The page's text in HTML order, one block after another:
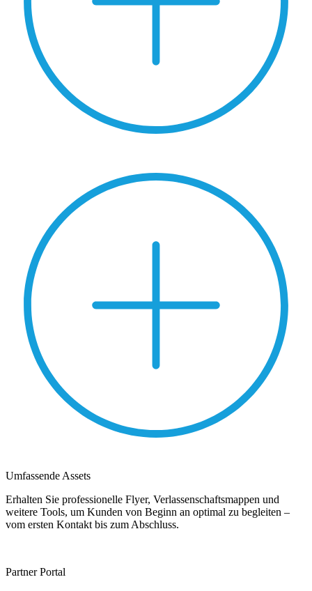
Umfassende Assets
Erhalten Sie professionelle Flyer, Verlassenschaftsmappen und
weitere Tools, um Kunden von Beginn an optimal zu begleiten –
vom ersten Kontakt bis zum Abschluss.
Partner Portal